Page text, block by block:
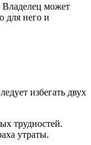
Владелец может
для него и
избегать двух
трудностей.
утраты.